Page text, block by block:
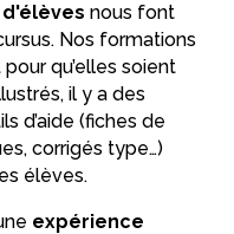
nous font
Nos formations
qu’elles soient
il y a des
d’aide (fiches de
corrigés type…)
élèves.
expérience